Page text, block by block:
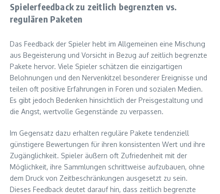
Spielerfeedback zu zeitlich begrenzten vs.
regulären Paketen
Das Feedback der Spieler hebt im Allgemeinen eine Mischung
aus Begeisterung und Vorsicht in Bezug auf zeitlich begrenzte
Pakete hervor. Viele Spieler schätzen die einzigartigen
Belohnungen und den Nervenkitzel besonderer Ereignisse und
teilen oft positive Erfahrungen in Foren und sozialen Medien.
Es gibt jedoch Bedenken hinsichtlich der Preisgestaltung und
die Angst, wertvolle Gegenstände zu verpassen.
Im Gegensatz dazu erhalten reguläre Pakete tendenziell
günstigere Bewertungen für ihren konsistenten Wert und ihre
Zugänglichkeit. Spieler äußern oft Zufriedenheit mit der
Möglichkeit, ihre Sammlungen schrittweise aufzubauen, ohne
dem Druck von Zeitbeschränkungen ausgesetzt zu sein.
Dieses Feedback deutet darauf hin, dass zeitlich begrenzte